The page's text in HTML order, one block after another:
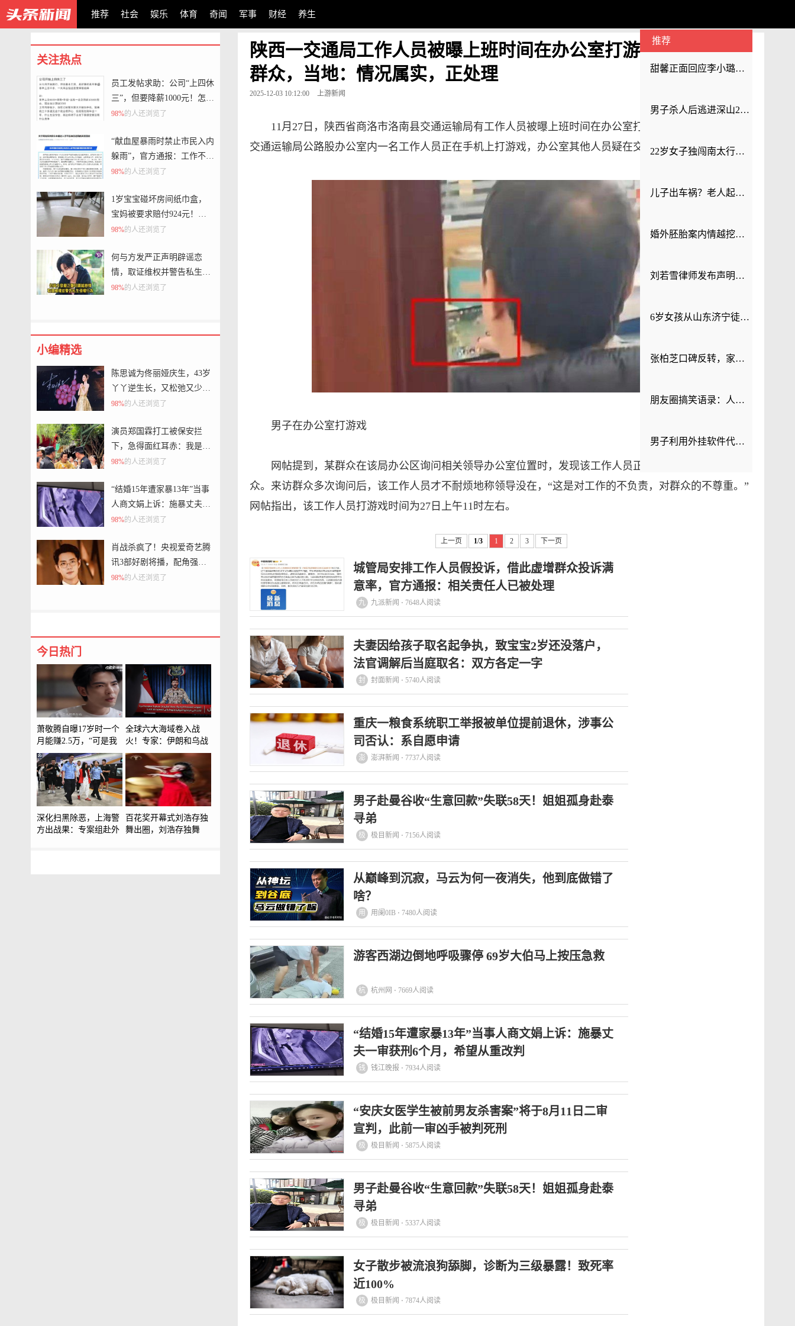
推荐 社会 娱乐 体育 奇闻 军事 财经 养生
关注热点
员工发帖求助：公司“上四休
三”，但要降薪1000元！怎么
选？网友炸锅了！
98%的人还浏览了
“献血屋暴雨时禁止市民入内
躲雨”，官方通报：工作不细
致，已批评教育
98%的人还浏览了
1岁宝宝碰坏房间纸巾盒，
宝妈被要求赔付924元！酒
店回应
98%的人还浏览了
何与方发严正声明辟谣恋
情，取证维权并警告私生侵
权行为
98%的人还浏览了
小编精选
陈思诚为佟丽娅庆生，43岁
丫丫逆生长，又松弛又少女
又没有班味
98%的人还浏览了
演员郑国霖打工被保安拦
下，急得面红耳赤：我是郑
国霖，保安：我只要工牌；
不是剧本，已收到工作证
98%的人还浏览了
“结婚15年遭家暴13年”当事
人商文娟上诉：施暴丈夫一
审获刑6个月，希望从重改
98%的人还浏览了
肖战杀疯了！央视爱奇艺腾
讯3部好剧将播，配角强
大，追哪部
98%的人还浏览了
今日热门
萧敬腾自曝17岁时一个
月能赚2.5万，“可是我
很累”：每天在餐厅驻
唱，从中午12点半一直
唱到凌晨6点，嗓子一
个月至少坏一次
全球六大海域卷入战
火！专家：伊朗和乌战
场或正“连接”
深化扫黑除恶，上海警
方出战果：专案组赴外
百花奖开幕式刘浩存独
舞出圈，刘浩存独舞
陕西一交通局工作人员被曝上班时间在办公室打游戏，敷衍来访
群众，当地：情况属实，正处理
2025-12-03 10:12:00 上游新闻
11月27日，陕西省商洛市洛南县交通运输局有工作人员被曝上班时间在办公室打游戏。视频中，洛南县
交通运输局公路股办公室内一名工作人员正在手机上打游戏，办公室其他人员疑在交流工作。
男子在办公室打游戏
网帖提到，某群众在该局办公区询问相关领导办公室位置时，发现该工作人员正在打游戏，敷衍来访群
众。来访群众多次询问后，该工作人员才不耐烦地称领导没在，“这是对工作的不负责，对群众的不尊重。”
网帖指出，该工作人员打游戏时间为27日上午11时左右。
上一页 1/3 1 2 3 下一页
城管局安排工作人员假投诉，借此虚增群众投诉满
意率，官方通报：相关责任人已被处理
九 九派新闻 ⋅ 7648人阅读
夫妻因给孩子取名起争执，致宝宝2岁还没落户，
法官调解后当庭取名：双方各定一字
封 封面新闻 ⋅ 5740人阅读
重庆一粮食系统职工举报被单位提前退休，涉事公
司否认：系自愿申请
澎 澎湃新闻 ⋅ 7737人阅读
男子赴曼谷收“生意回款”失联58天！姐姐孤身赴泰
寻弟
极 极目新闻 ⋅ 7156人阅读
从巅峰到沉寂，马云为何一夜消失，他到底做错了
啥？
用 用阑0IB ⋅ 7480人阅读
游客西湖边倒地呼吸骤停 69岁大伯马上按压急救
杭 杭州网 ⋅ 7669人阅读
“结婚15年遭家暴13年”当事人商文娟上诉：施暴丈
夫一审获刑6个月，希望从重改判
钱 钱江晚报 ⋅ 7934人阅读
“安庆女医学生被前男友杀害案”将于8月11日二审
宣判，此前一审凶手被判死刑
极 极目新闻 ⋅ 5875人阅读
男子赴曼谷收“生意回款”失联58天！姐姐孤身赴泰
寻弟
极 极目新闻 ⋅ 5337人阅读
女子散步被流浪狗舔脚，诊断为三级暴露！致死率
近100%
极 极目新闻 ⋅ 7874人阅读
推荐
甜馨正面回应李小璐出轨风波，成年人的风波，不该困住孩子的孝心
男子杀人后逃进深山21年活得像野人，语言功能严重退化
22岁女子独闯南太行失联12天！数十人轮番搜寻无果
儿子出车祸？老人起早贪黑卖豆腐存下1.9万，接假所长电话后差点被骗，女儿紧急报警拦下
婚外胚胎案内情越挖越吃惊！三姐正脸曝光，丈夫反击荒唐事频出
刘若雪律师发布声明：网传所谓与周杰伦存在非婚生子等言论为不实信息，要求立刻停止并删除侵权信息
6岁女孩从山东济宁徒步380公里去嵩山，父亲：从小训练
张柏芝口碑反转，家人力证其真实为人
朋友圈搞笑语录：人间摆烂日常，快乐无需设防
男子利用外挂软件代抢火车票牟利2万余元 法院判了